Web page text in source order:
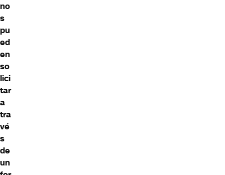
no
s
pu
ed
en
so
lici
tar
a
tra
vé
s
de
un